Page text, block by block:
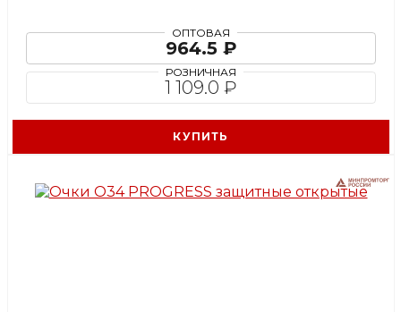
ОПТОВАЯ
964.5 ₽
РОЗНИЧНАЯ
1 109.0 ₽
КУПИТЬ